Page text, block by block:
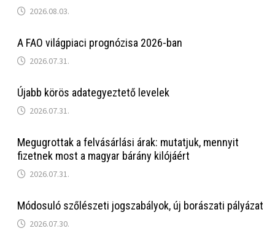
2026.08.03.
A FAO világpiaci prognózisa 2026-ban
2026.07.31.
Újabb körös adategyeztető levelek
2026.07.31.
Megugrottak a felvásárlási árak: mutatjuk, mennyit
fizetnek most a magyar bárány kilójáért
2026.07.31.
Módosuló szőlészeti jogszabályok, új borászati pályázat
2026.07.30.